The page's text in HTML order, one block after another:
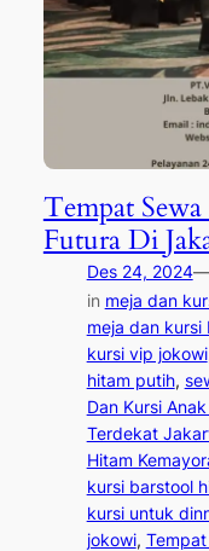
Tempat
Futura Di
Des 24, 2024
in meja dan
meja dan
kursi vip jokowi
hitam putih,
Dan Kursi
Terdekat
Hitam
kursi barstool
kursi untuk
jokowi,